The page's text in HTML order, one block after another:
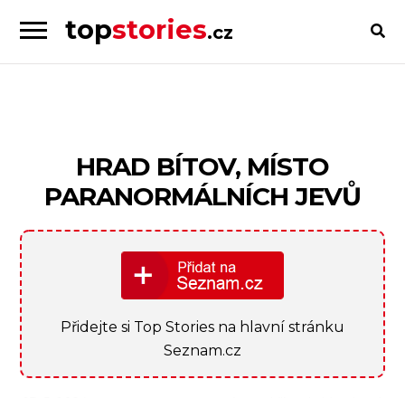
Skip
to
Skip
to
topstories.cz
lidi
HRAD BÍTOV, MÍSTO
PARANORMÁLNÍCH JEVŮ
Přidejte si Top Stories na hlavní stránku
Seznam.cz